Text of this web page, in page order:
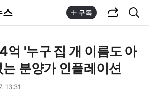
스 구독
억 '누구 집 개 이름도 아
분양가 인플레이션
13:31